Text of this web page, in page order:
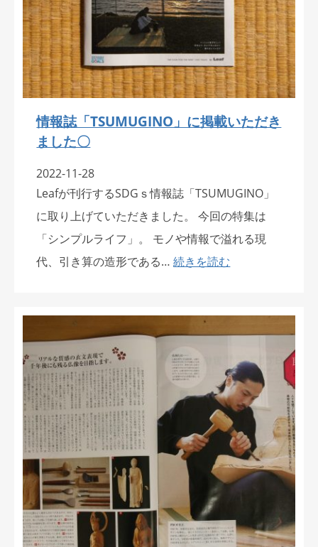
情報誌「TSUMUGINO」に掲載いただき
ました〇
2022-11-28
Leafが刊行するSDGｓ情報誌「TSUMUGINO」
に取り上げていただきました。 今回の特集は
「シンプルライフ」。 モノや情報で溢れる現
代、引き算の造形である…続きを読む